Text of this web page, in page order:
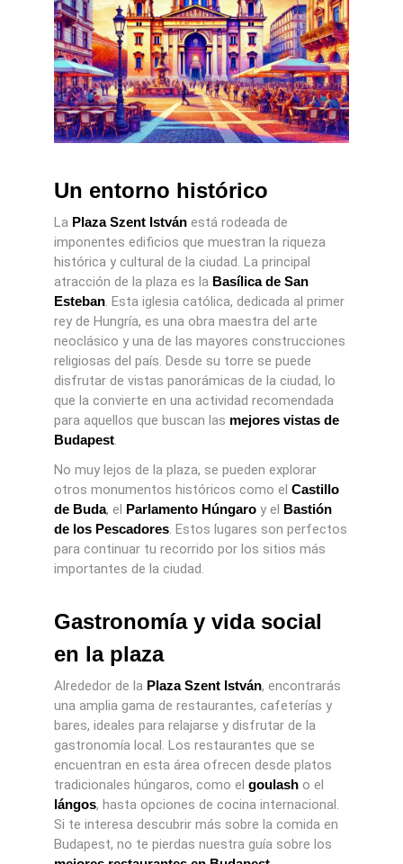
Un entorno histórico
La Plaza Szent Istvánestá rodeada de
imponentes edificios que muestran la riqueza
histórica y cultural de la ciudad. La principal
atracción de la plaza es la Basílica de San
Esteban. Esta iglesia católica, dedicada al primer
rey de Hungría, es una obra maestra del arte
neoclásico y una de las mayores construcciones
religiosas del país. Desde su torre se puede
disfrutar de vistas panorámicas de la ciudad, lo
que la convierte en una actividad recomendada
para aquellos que buscan las mejores vistas de
Budapest.
No muy lejos de la plaza, se pueden explorar
otros monumentos históricos como el Castillo
de Buda, el Parlamento Húngaroy el Bastión
de los Pescadores. Estos lugares son perfectos
para continuar tu recorrido por los sitios más
importantes de la ciudad.
Gastronomía y vida social
en la plaza
Alrededor de la Plaza Szent István, encontrarás
una amplia gama de restaurantes, cafeterías y
bares, ideales para relajarse y disfrutar de la
gastronomía local. Los restaurantes que se
encuentran en esta área ofrecen desde platos
tradicionales húngaros, como el goulasho el
lángos, hasta opciones de cocina internacional.
Si te interesa descubrir más sobre la comida en
Budapest, no te pierdas nuestra guía sobre los